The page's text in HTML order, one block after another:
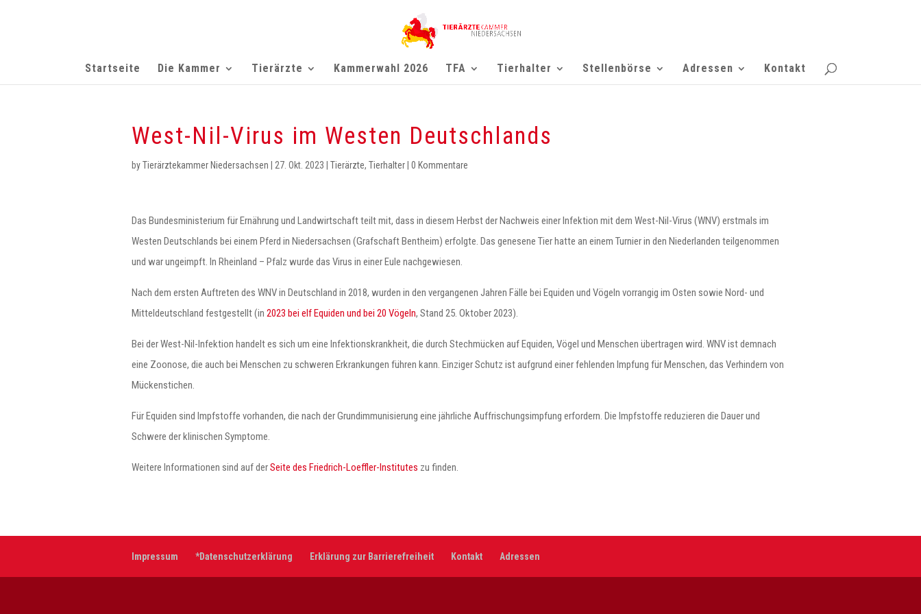
Startseite Die Kammer Tierärzte Kammerwahl 2026 TFA Tierhalter Stellenbörse Adressen Kontakt
West-Nil-Virus im Westen Deutschlands
byTierärztekammer Niedersachsen 27. Okt. 2023 Tierärzte, Tierhalter 0 Kommentare
Das Bundesministerium für Ernährung und Landwirtschaft teilt mit, dass in diesem Herbst der Nachweis einer Infektion mit dem West-Nil-Virus (WNV) erstmals im
Westen Deutschlands bei einem Pferd in Niedersachsen (Grafschaft Bentheim) erfolgte. Das genesene Tier hatte an einem Turnier in den Niederlanden teilgenommen
und war ungeimpft. In Rheinland – Pfalz wurde das Virus in einer Eule nachgewiesen.
Nach dem ersten Auftreten des WNV in Deutschland in 2018, wurden in den vergangenen Jahren Fälle bei Equiden und Vögeln vorrangig im Osten sowie Nord- und
Mitteldeutschland festgestellt (in 2023 bei elf Equiden und bei 20 Vögeln, Stand 25. Oktober 2023).
Bei der West-Nil-Infektion handelt es sich um eine Infektionskrankheit, die durch Stechmücken auf Equiden, Vögel und Menschen übertragen wird. WNV ist demnach
eine Zoonose, die auch bei Menschen zu schweren Erkrankungen führen kann. Einziger Schutz ist aufgrund einer fehlenden Impfung für Menschen, das Verhindern von
Mückenstichen.
Für Equiden sind Impfstoffe vorhanden, die nach der Grundimmunisierung eine jährliche Auffrischungsimpfung erfordern. Die Impfstoffe reduzieren die Dauer und
Schwere der klinischen Symptome.
Weitere Informationen sind auf derSeite des Friedrich-Loeffler-Institutes zu finden.
Impressum *Datenschutzerklärung Erklärung zur Barrierefreiheit Kontakt Adressen